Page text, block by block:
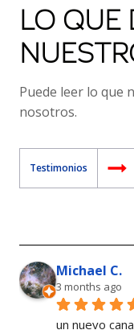
LO QUE
Puede leer lo que
nosotros.
Testimonios
Michael C.
3 months ago
un nuevo